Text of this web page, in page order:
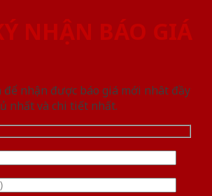
NHẬN BÁO GIÁ
nhận được báo giá mới nhât đầy
nhất và chi tiết nhất.